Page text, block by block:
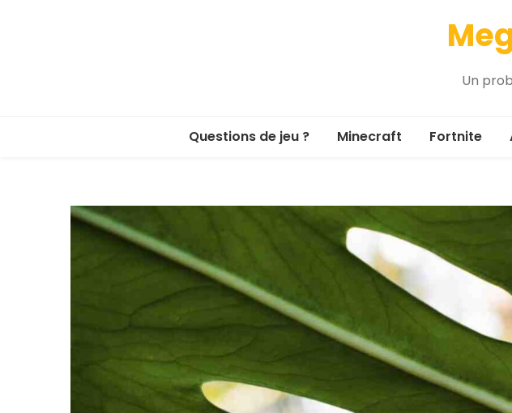
Un
Questions de jeu ? Minecraft Fortnite